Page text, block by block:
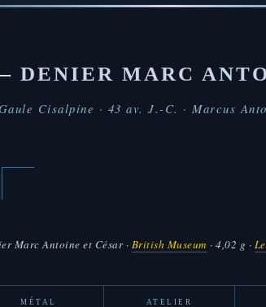
DENIER MARC
Cisalpine · 43 av. J.-C. · Marcus
Marc Antoine et César· British Museum · 4,02 g ·
MÉTAL ATELIER